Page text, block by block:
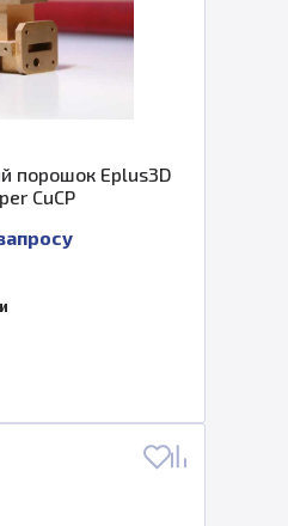
порошок Eplus3D
CuCP